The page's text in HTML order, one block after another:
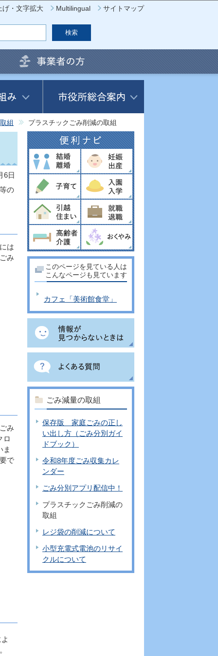
げ・文字拡大 Multilingual サイトマップ
組 プラスチックごみ削減の取組
6日
の
は
み
み
ロ
ま
で
このページを見ている人は
こんなページも見ています
カフェ「美術館食堂」
ごみ減量の取組
保存版 家庭ごみの正し
い出し方（ごみ分別ガイ
ドブック）
令和8年度ごみ収集カレ
ンダー
ごみ分別アプリ配信中！
プラスチックごみ削減の
取組
レジ袋の削減について
小型充電式電池のリサイ
クルについて